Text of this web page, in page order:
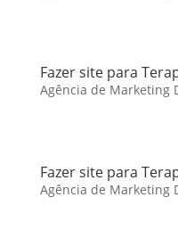
Fazer site para
Agência de Marketing
Fazer site para
Agência de Marketing